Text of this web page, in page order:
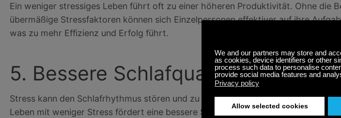
Ein weniger stressiges Leben führt oft zu einer höheren Produktivität. Ohne die
übermäßige Stressfaktoren können sich Einzelpersonen effektiver auf ihre
was zu mehr Effizienz und Erfolg führt.
5. Bessere Schlafqualität
Stress kann den Schlafrhythmus stören und zu Schlaflosigkeit oder unruhigen
Leben mit weniger Stress fördert eine bessere Schlafqualität und trägt zu einem